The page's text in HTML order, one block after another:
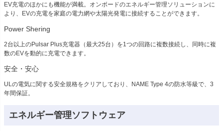
EV充電のほかにも機能が満載。オンボードのエネルギー管理ソリューションに
より、EVの充電を家庭の電力網や太陽光発電に接続することができます。
Power Shering
2台以上のPulsar Plus充電器（最大25台）を1つの回路に複数接続し、同時に複
数のEVを動的に充電できます。
安全・安心
ULの電気に関する安全規格をクリアしており、NAME Type 4の防水等級で、3
年間保証。
エネルギー管理ソフトウェア